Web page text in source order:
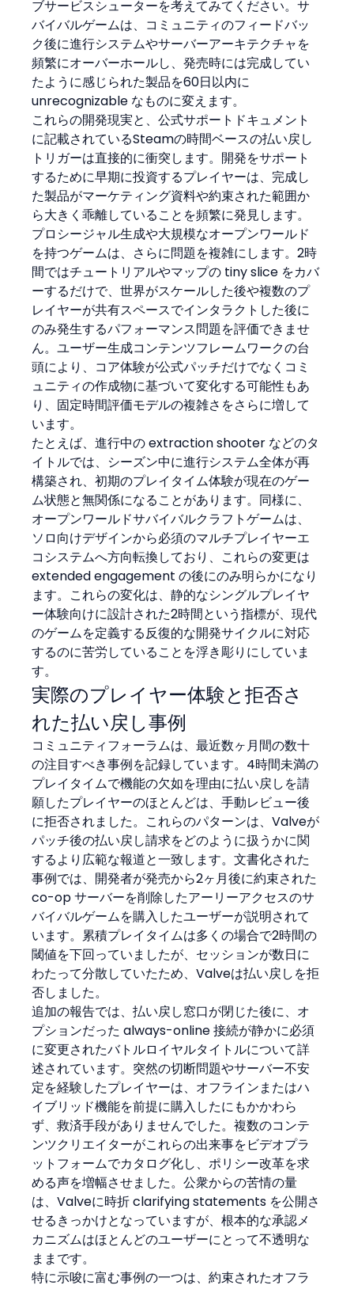
ブサービスシューターを考えてみてください。サ
バイバルゲームは、コミュニティのフィードバッ
ク後に進行システムやサーバーアーキテクチャを
頻繁にオーバーホールし、発売時には完成してい
たように感じられた製品を60日以内に
unrecognizable なものに変えます。
これらの開発現実と、公式サポートドキュメント
に記載されているSteamの時間ベースの払い戻し
トリガーは直接的に衝突します。開発をサポート
するために早期に投資するプレイヤーは、完成し
た製品がマーケティング資料や約束された範囲か
ら大きく乖離していることを頻繁に発見します。
プロシージャル生成や大規模なオープンワールド
を持つゲームは、さらに問題を複雑にします。2時
間ではチュートリアルやマップの tiny slice をカバ
ーするだけで、世界がスケールした後や複数のプ
レイヤーが共有スペースでインタラクトした後に
のみ発生するパフォーマンス問題を評価できませ
ん。ユーザー生成コンテンツフレームワークの台
頭により、コア体験が公式パッチだけでなくコミ
ュニティの作成物に基づいて変化する可能性もあ
り、固定時間評価モデルの複雑さをさらに増して
います。
たとえば、進行中の extraction shooter などのタ
イトルでは、シーズン中に進行システム全体が再
構築され、初期のプレイタイム体験が現在のゲー
ム状態と無関係になることがあります。同様に、
オープンワールドサバイバルクラフトゲームは、
ソロ向けデザインから必須のマルチプレイヤーエ
コシステムへ方向転換しており、これらの変更は
extended engagement の後にのみ明らかになり
ます。これらの変化は、静的なシングルプレイヤ
ー体験向けに設計された2時間という指標が、現代
のゲームを定義する反復的な開発サイクルに対応
するのに苦労していることを浮き彫りにしていま
す。
実際のプレイヤー体験と拒否さ
れた払い戻し事例
コミュニティフォーラムは、最近数ヶ月間の数十
の注目すべき事例を記録しています。4時間未満の
プレイタイムで機能の欠如を理由に払い戻しを請
願したプレイヤーのほとんどは、手動レビュー後
に拒否されました。これらのパターンは、Valveが
パッチ後の払い戻し請求をどのように扱うかに関
するより広範な報道と一致します。文書化された
事例では、開発者が発売から2ヶ月後に約束された
co-op サーバーを削除したアーリーアクセスのサ
バイバルゲームを購入したユーザーが説明されて
います。累積プレイタイムは多くの場合で2時間の
閾値を下回っていましたが、セッションが数日に
わたって分散していたため、Valveは払い戻しを拒
否しました。
追加の報告では、払い戻し窓口が閉じた後に、オ
プションだった always-online 接続が静かに必須
に変更されたバトルロイヤルタイトルについて詳
述されています。突然の切断問題やサーバー不安
定を経験したプレイヤーは、オフラインまたはハ
イブリッド機能を前提に購入したにもかかわら
ず、救済手段がありませんでした。複数のコンテ
ンツクリエイターがこれらの出来事をビデオプラ
ットフォームでカタログ化し、ポリシー改革を求
める声を増幅させました。公衆からの苦情の量
は、Valveに時折 clarifying statements を公開さ
せるきっかけとなっていますが、根本的な承認メ
カニズムはほとんどのユーザーにとって不透明な
ままです。
特に示唆に富む事例の一つは、約束されたオフラ